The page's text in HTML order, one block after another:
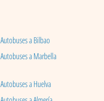
Autobuses a Bilbao
Autobuses a Marbella
Autobuses a Huelva